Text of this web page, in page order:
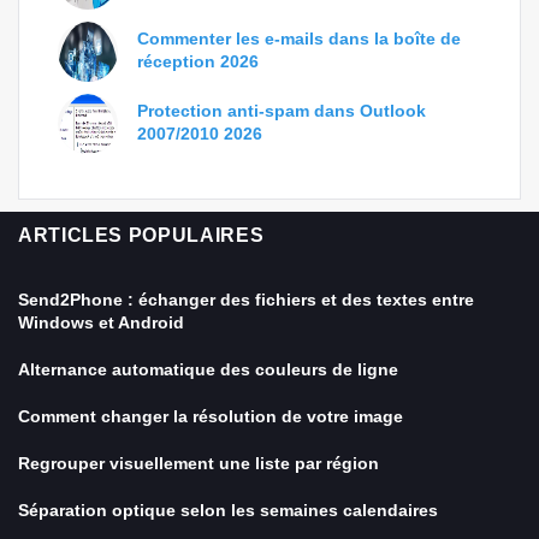
Commenter les e-mails dans la boîte de
réception 2026
Protection anti-spam dans Outlook
2007/2010 2026
ARTICLES POPULAIRES
Send2Phone : échanger des fichiers et des textes entre
Windows et Android
Alternance automatique des couleurs de ligne
Comment changer la résolution de votre image
Regrouper visuellement une liste par région
Séparation optique selon les semaines calendaires